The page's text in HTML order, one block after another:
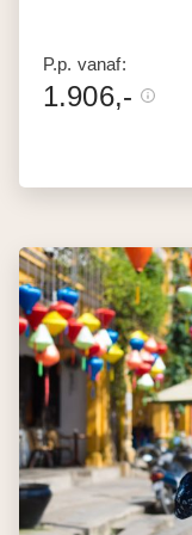
P.p. vanaf:
1.906,-